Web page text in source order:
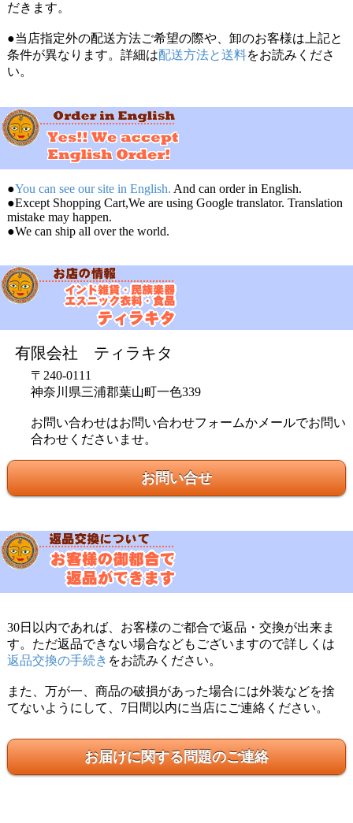
だきます。
●当店指定外の配送方法ご希望の際や、卸のお客様は上記と
条件が異なります。詳細は配送方法と送料をお読みくださ
い。
●You can see our site in English. And can order in English.
●Except Shopping Cart,We are using Google translator. Translation
mistake may happen.
●We can ship all over the world.
有限会社 ティラキタ
〒240-0111
神奈川県三浦郡葉山町一色339
お問い合わせはお問い合わせフォームかメールでお問い
合わせくださいませ。
お問い合せ
30日以内であれば、お客様のご都合で返品・交換が出来ま
す。ただ返品できない場合などもございますので詳しくは
返品交換の手続き をお読みください。
また、万が一、商品の破損があった場合には外装などを捨
てないようにして、7日間以内に当店にご連絡ください。
お届けに関する問題のご連絡